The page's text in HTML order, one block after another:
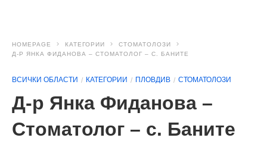
HOMEPAGE КАТЕГОРИИ
СТОМАТОЛОЗИ
Д-Р ЯНКА ФИДАНОВА – СТОМАТОЛОГ – С. БАНИТЕ
ВСИЧКИ ОБЛАСТИ КАТЕГОРИИ ПЛОВДИВ СТОМАТОЛОЗИ
Д-р Янка Фиданова –
Стоматолог – с. Баните